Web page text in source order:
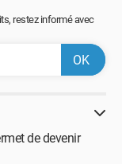
restez informé avec
de devenir